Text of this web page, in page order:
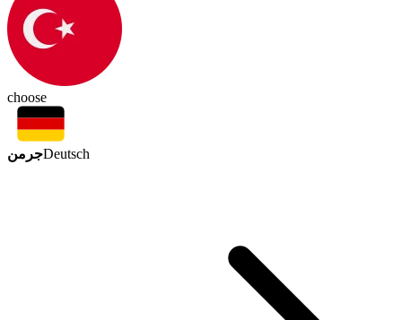
choose
جرمنDeutsch